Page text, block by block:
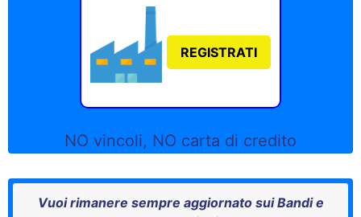
REGISTRATI
NO vincoli, NO carta di credito
Vuoi rimanere sempre aggiornato sui Bandi e